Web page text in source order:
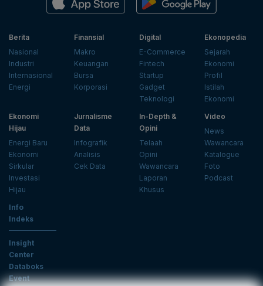
Berita
Nasional
Industri
Internasional
Energi
Finansial
Makro
Keuangan
Bursa
Korporasi
Digital
E-Commerce
Fintech
Startup
Gadget
Teknologi
Ekonopedia
Sejarah
Ekonomi
Profil
Istilah
Ekonomi
Ekonomi
Hijau
Energi Baru
Ekonomi
Sirkular
Investasi
Hijau
Jurnalisme
Data
Infografik
Analisis
Cek Data
In-Depth &
Opini
Telaah
Opini
Wawancara
Laporan
Khusus
Video
News
Wawancara
Katalogue
Foto
Podcast
Info
Indeks
Insight
Center
Databoks
Event